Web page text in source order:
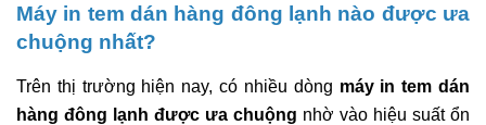
Máy in tem dán hàng đông lạnh nào được ưa
chuộng nhất?
Trên thị trường hiện nay, có nhiều dòng máy in tem dán
hàng đông lạnh được ưa chuộng nhờ vào hiệu suất ổn